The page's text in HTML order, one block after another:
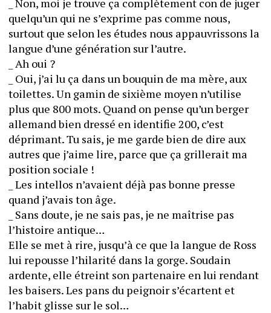
_ Non, moi je trouve ça complètement con de juger
quelqu’un qui ne s’exprime pas comme nous,
surtout que selon les études nous appauvrissons la
langue d’une génération sur l’autre.
_ Ah oui ?
_ Oui, j’ai lu ça dans un bouquin de ma mère, aux
toilettes. Un gamin de sixième moyen n’utilise
plus que 800 mots. Quand on pense qu’un berger
allemand bien dressé en identifie 200, c’est
déprimant. Tu sais, je me garde bien de dire aux
autres que j’aime lire, parce que ça grillerait ma
position sociale !
_ Les intellos n’avaient déjà pas bonne presse
quand j’avais ton âge.
_ Sans doute, je ne sais pas, je ne maîtrise pas
l’histoire antique…
Elle se met à rire, jusqu’à ce que la langue de Ross
lui repousse l’hilarité dans la gorge. Soudain
ardente, elle étreint son partenaire en lui rendant
les baisers. Les pans du peignoir s’écartent et
l’habit glisse sur le sol…